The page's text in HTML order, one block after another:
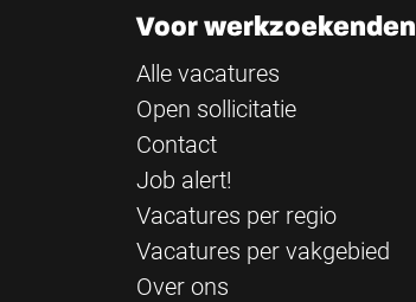
Voor werkzoekenden
Alle vacatures
Open sollicitatie
Contact
Job alert!
Vacatures per regio
Vacatures per vakgebied
Over ons